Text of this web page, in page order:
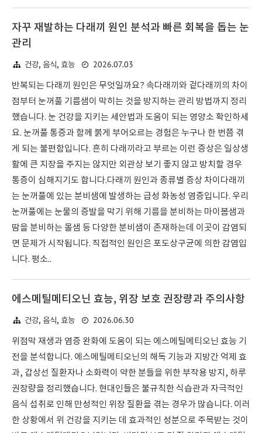
자꾸 재발하는 다래끼 원인 분석과 빠른 회복을 돕는 눈
관리
건강, 음식, 효능 2026.07.03
반복되는 다래끼 원인은 무엇일까요? 속다래끼와 겉다래끼의 차이
점부터 눈꺼풀 기름샘이 막히는 것을 방지하는 관리 방법까지 정리
했습니다. 눈 건강을 지키는 세안법과 도움이 되는 영양소 확인하세
요. 눈꺼풀 통증과 함께 붉게 부어오르는 경험은 누구나 한 번쯤 겪
게 되는 불편함입니다. 흔히 다래끼라고 부르는 이런 증상은 일상생
활에 큰 지장을 주지는 않지만 외관상 보기 좋지 않고 방치할 경우
통증이 심해지기도 합니다.다래끼 원인과 종류별 증상 차이다래끼
는 눈꺼풀에 있는 분비샘에 발생하는 급성 화농성 염증입니다. 우리
눈꺼풀에는 눈물의 증발을 막기 위해 기름을 분비하는 마이봄샘과
땀을 분비하는 몰샘 등 다양한 분비샘이 존재하는데 이곳이 감염되
면 문제가 시작됩니다. 직접적인 원인은 포도상구균에 의한 감염입
니다. 평소..
에스메틸메티오닌 효능, 위장 보호 권장량과 주의사항
건강, 음식, 효능 2026.06.30
위점막 재생과 염증 완화에 도움이 되는 에스메틸메티오닌 효능 기
전을 분석합니다. 에스메틸메티오닌의 해독 기능과 지방간 억제 효
과, 갑상선 질환자나 소화력이 약한 분들을 위한 부작용 방지, 하루
권장량을 정리했습니다. 현대인들은 불규칙한 식습관과 자극적인
음식 섭취로 인해 만성적인 위장 질환을 겪는 경우가 많습니다. 이러
한 상황에서 위 건강을 지키는 데 효과적인 성분으로 주목받는 것이